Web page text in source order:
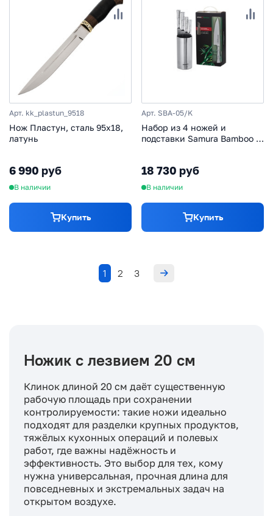
Арт. kk_plastun_9518
Нож Пластун, сталь 95х18,
латунь
6 990 руб
В наличии
Купить
Арт. SBA-05/K
Набор из 4 ножей и
подставки Samura Bamboo в
нержавеющая сталь
18 730 руб
В наличии
Купить
1 2 3
Ножик с лезвием 20 см
Клинок длиной 20 см даёт существенную
рабочую площадь при сохранении
контролируемости: такие ножи идеально
подходят для разделки крупных продуктов,
тяжёлых кухонных операций и полевых
работ, где важны надёжность и
эффективность. Это выбор для тех, кому
нужна универсальная, прочная длина для
повседневных и экстремальных задач на
открытом воздухе.